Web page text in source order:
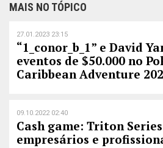
MAIS NO TÓPICO
27.01.2023 23:15
“1_conor_b_1” e David
eventos de $50.000 no
Caribbean Adventure
09.10.2022 02:40
Cash game: Triton
empresários e